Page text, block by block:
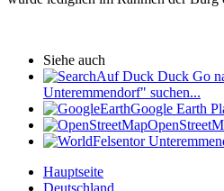
Siehe auch
Auf Duck Duck Go
Unteremmendorf" suchen...
Google Earth
Felsentor
Hauptseite